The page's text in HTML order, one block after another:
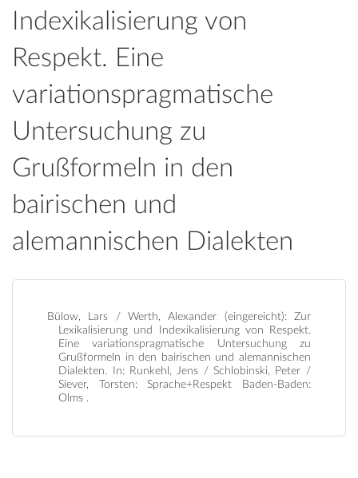
Indexikalisierung von
Respekt. Eine
variationspragmatische
Untersuchung zu
Grußformeln in den
bairischen und
alemannischen Dialekten
Bülow, Lars / Werth, Alexander (eingereicht): Zur
Lexikalisierung und Indexikalisierung von Respekt.
Eine variationspragmatische Untersuchung zu
Grußformeln in den bairischen und alemannischen
Dialekten. In: Runkehl, Jens / Schlobinski, Peter /
Siever, Torsten: Sprache+Respekt Baden-Baden:
Olms .